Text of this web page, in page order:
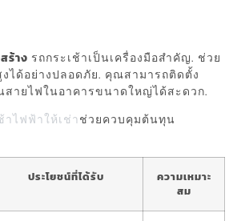
ร้าง รถกระเช้าเป็นเครื่องมือสำคัญ. ช่วย
ได้อย่างปลอดภัย. คุณสามารถติดตั้ง
สายไฟในอาคารขนาดใหญ่ได้สะดวก.
าไฟฟ้าให้เช่าช่วยควบคุมต้นทุน
ประโยชน์ที่ได้รับ
ความเหมาะ
สม